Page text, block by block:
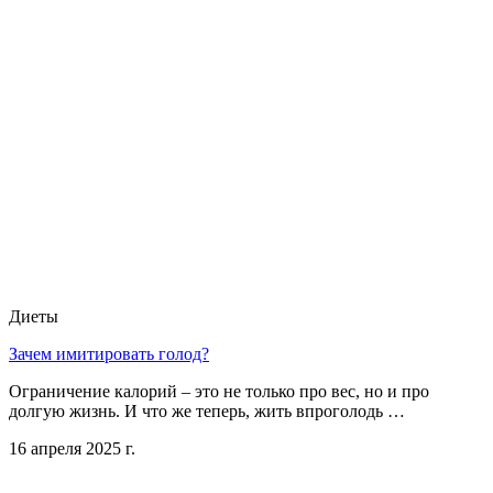
Диеты
Зачем имитировать голод?
Ограничение калорий – это не только про вес, но и про
долгую жизнь. И что же теперь, жить впроголодь …
16 апреля 2025 г.